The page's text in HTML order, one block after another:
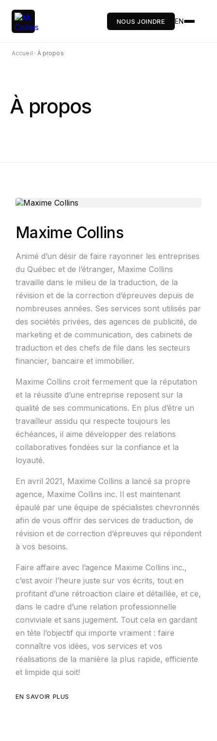
NOUS JOINDRE EN
Accueil › À propos
À propos
Maxime Collins
Animé d’un désir de faire rayonner les entreprises
du Québec et de l’étranger, Maxime Collins
travaille dans le milieu de la traduction, de la
révision et de la correction d’épreuves depuis de
nombreuses années. Ses services sont utilisés par
des sociétés privées, des agences de publicité, de
marketing et de communication, des cabinets de
traduction et des chefs de file dans les secteurs
financier, bancaire et immobilier.
Maxime Collins croit fermement que la réputation
et la réussite d’une entreprise reposent sur la
qualité de ses communications. En plus d’être un
travailleur assidu qui respecte toujours les
échéances, il aime développer des relations
collaboratives fondées sur la confiance et la
loyauté.
En avril 2021, Maxime Collins a lancé sa propre
agence, Maxime Collins inc. Il est maintenant
épaulé par une équipe de spécialistes chevronnés
afin de vous offrir des services de traduction, de
révision et de correction d’épreuves qui répondent
à vos besoins.
Faire affaire avec l’agence Maxime Collins inc.,
c’est avoir l’heure juste sur vos écrits, tout en
profitant d’une rétroaction claire et détaillée, et ce,
dans le cadre d’une relation professionnelle
conviviale et sans jugement. Tout cela en gardant
en tête l’objectif qui importe vraiment : faire
connaître vos idées, vos services et vos
réalisations de la manière la plus rapide, efficiente
et limpide qui soit!
EN SAVOIR PLUS